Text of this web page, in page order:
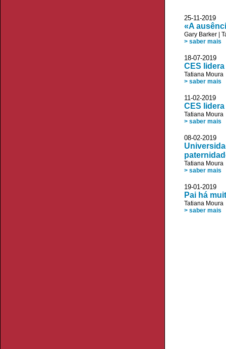
25-11-
«A
Gary Barker
> saber mais
18-07-2019
CES
Tatiana Moura
> saber mais
11-02-
CES
Tatiana Moura
> saber mais
08-02-2019
Tatiana Moura
> saber mais
19-01-2019
Pai há
Tatiana Moura
> saber mais